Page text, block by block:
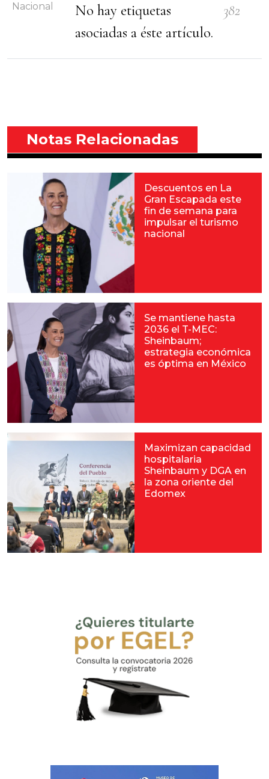
Nacional
No hay etiquetas
asociadas a éste artículo.
382
Notas Relacionadas
Descuentos en La
Gran Escapada este
fin de semana para
impulsar el turismo
nacional
Se mantiene hasta
2036 el T-MEC:
Sheinbaum;
estrategia económica
es óptima en México
Maximizan capacidad
hospitalaria
Sheinbaum y DGA en
la zona oriente del
Edomex